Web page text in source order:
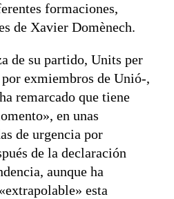
formaciones,
de Xavier Domènech.
de su partido, Units per
exmiembros de Unió-,
remarcado que tiene
en unas
de urgencia por
de la declaración
aunque ha
esta